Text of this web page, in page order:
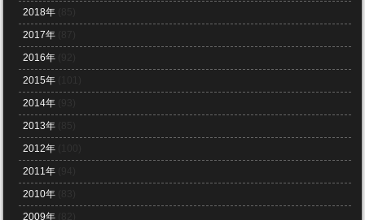
2018年
2017年
2016年
2015年
2014年
2013年
2012年
2011年
2010年
2009年